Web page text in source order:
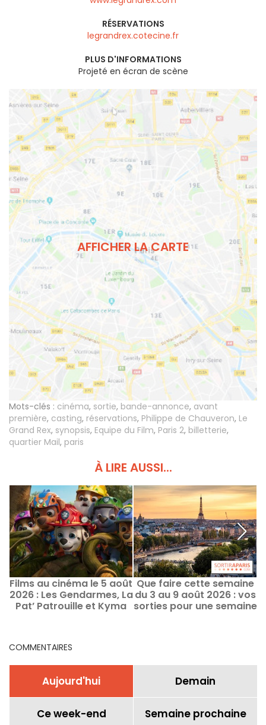
RÉSERVATIONS
legrandrex.cotecine.fr
PLUS D'INFORMATIONS
Projeté en écran de scène
AFFICHER LA CARTE
Mots-clés : cinéma, sortie, bande-annonce, avant
première, casting, réservations, Philippe de Chauveron, Le
Grand Rex, synopsis, Equipe du Film, Paris 2, billetterie,
quartier Mail, paris
À LIRE AUSSI...
Films au cinéma le 5 août
2026 : Les Gendarmes, La
Pat’ Patrouille et Kyma
Que faire cette semaine
du 3 au 9 août 2026 : vos
sorties pour une semaine
COMMENTAIRES
Aujourd'hui Demain
Ce week-end Semaine prochaine